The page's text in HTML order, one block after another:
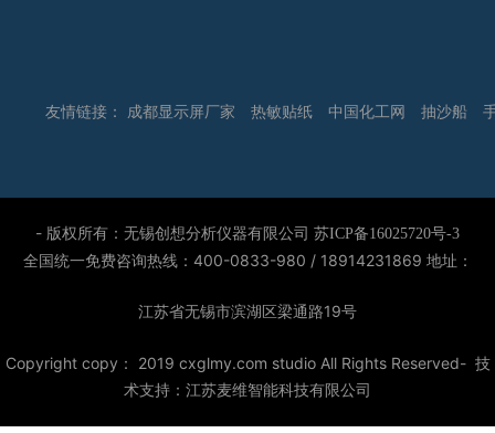
友情链接： 成都显示屏厂家 热敏贴纸 中国化工网 抽沙船
- 版权所有：无锡创想分析仪器有限公司 苏ICP备16025720号-3
全国统一免费咨询热线：400-0833-980 / 18914231869 地址：
江苏省无锡市滨湖区梁通路19号
Copyright copy： 2019 cxglmy.com studio All Rights Reserved- 技
术支持： 江苏麦维智能科技有限公司